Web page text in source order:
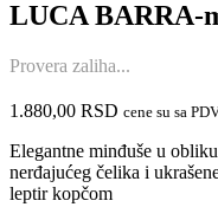
LUCA BARRA-
Provera zaliha...
1.880,00 RSD cene su sa
Elegantne minđuše u
nerđajućeg čelika i
leptir kopčom